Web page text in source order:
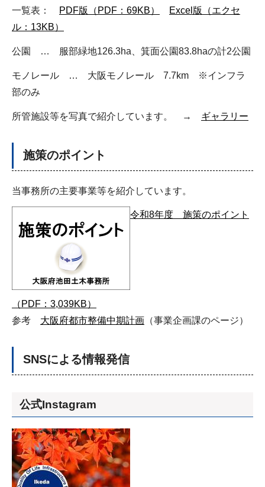
一覧表：
PDF版（PDF：69KB）
Excel版（エクセ
ル：13KB）
公園 … 服部緑地126.3ha、箕面公園83.8haの計2公園
モノレール … 大阪モノレール 7.7km ※インフラ
部のみ
所管施設等を写真で紹介しています。 → ギャラリー
施策のポイント
当事務所の主要事業等を紹介しています。
令和8年度 施策のポイント
（PDF：3,039KB）
参考 大阪府都市整備中期計画 （事業企画課のページ）
SNSによる情報発信
公式Instagram